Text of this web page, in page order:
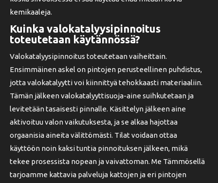
kemikaaleja.
Kuinka valokatalyysipinnoitus
toteutetaan käytännössä?
Valokatalyysipinnoitus toteutetaan vaiheittain.
Ensimmäinen askel on pintojen perusteellinen puhdistus,
jotta valokatalyytti voi kiinnittyä tehokkaasti materiaaliin.
Tämän jälkeen valokatalyyttisuoja-aine suihkutetaan ja
levitetään tasaisesti pinnalle. Käsittelyn jälkeen aine
aktivoituu valon vaikutuksesta, ja se alkaa hajottaa
orgaanisia aineita välittömästi. Tilat voidaan ottaa
käyttöön noin kaksi tuntia pinnoituksen jälkeen, mikä
tekee prosessista nopean ja vaivattoman. Me Tämmösellä
tarjoamme kattavia palveluja kattojen ja eri pintojen